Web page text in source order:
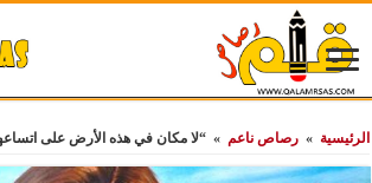
الرئيسية » رصاص ناعم » “لا مكان في هذه الأرض على